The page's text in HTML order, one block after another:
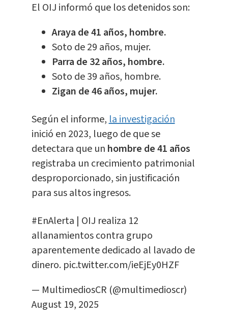
El OIJ informó que los detenidos son:
Araya de 41 años, hombre.
Soto de 29 años, mujer.
Parra de 32 años, hombre.
Soto de 39 años, hombre.
Zigan de 46 años, mujer.
Según el informe,la investigación
inició en 2023, luego de que se
detectara que un hombre de 41 años
registraba un crecimiento patrimonial
desproporcionado, sin justificación
para sus altos ingresos.
#EnAlerta | OIJ realiza 12
allanamientos contra grupo
aparentemente dedicado al lavado de
dinero. pic.twitter.com/ieEjEy0HZF
— MultimediosCR (@multimedioscr)
August 19, 2025